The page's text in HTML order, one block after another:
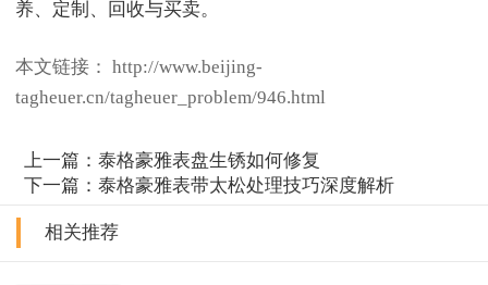
本文链接： http://www.beijing-
tagheuer.cn/tagheuer_problem/946.html
上一篇：泰格豪雅表盘生锈如何修复
下一篇：泰格豪雅表带太松处理技巧深度解析
相关推荐